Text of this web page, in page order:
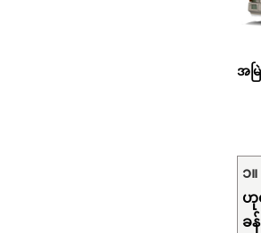
အမ
၁
ဟု
ခ